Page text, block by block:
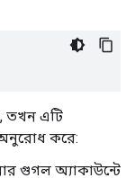
তখন এটি
করে:
গুগল অ্যাকাউন্টে